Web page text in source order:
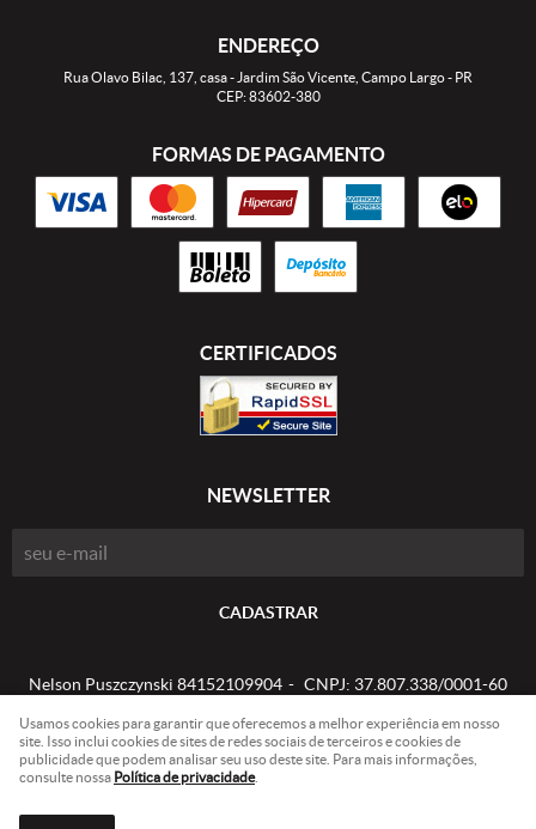
ENDEREÇO
Rua Olavo Bilac, 137, casa- Jardim São Vicente, Campo Largo- PR
CEP: 83602-380
FORMAS DE PAGAMENTO
CERTIFICADOS
NEWSLETTER
CADASTRAR
Nelson Puszczynski 84152109904 CNPJ: 37.807.338/0001-60
LOJA VIRTUAL CRIADA POR
Usamos cookies para garantir que oferecemos a melhor experiência em nosso
site. Isso inclui cookies de sites de redes sociais de terceiros e cookies de
publicidade que podem analisar seu uso deste site. Para mais informações,
consulte nossa Política de privacidade.